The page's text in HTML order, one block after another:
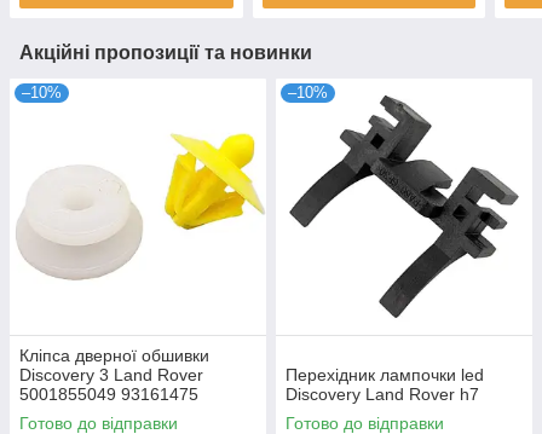
Акційні пропозиції та новинки
–10%
Кліпса дверної обшивки
Discovery 3 Land Rover
5001855049 93161475
7701050734
Готово до відправки
–10%
Перехідник лампочки led
Discovery Land Rover h7
Готово до відправки